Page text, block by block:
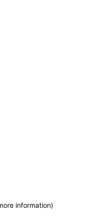
information)